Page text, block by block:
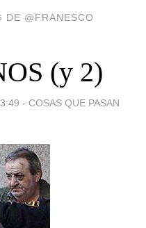
DE @FRANESCO
(y 2)
- COSAS QUE PASAN